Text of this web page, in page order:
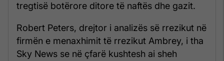
tregtisë botërore ditore të naftës dhe gazit.
Robert Peters, drejtor i analizës së rrezikut në
firmën e menaxhimit të rrezikut Ambrey, i tha
Sky News se në çfarë kushtesh ai sheh